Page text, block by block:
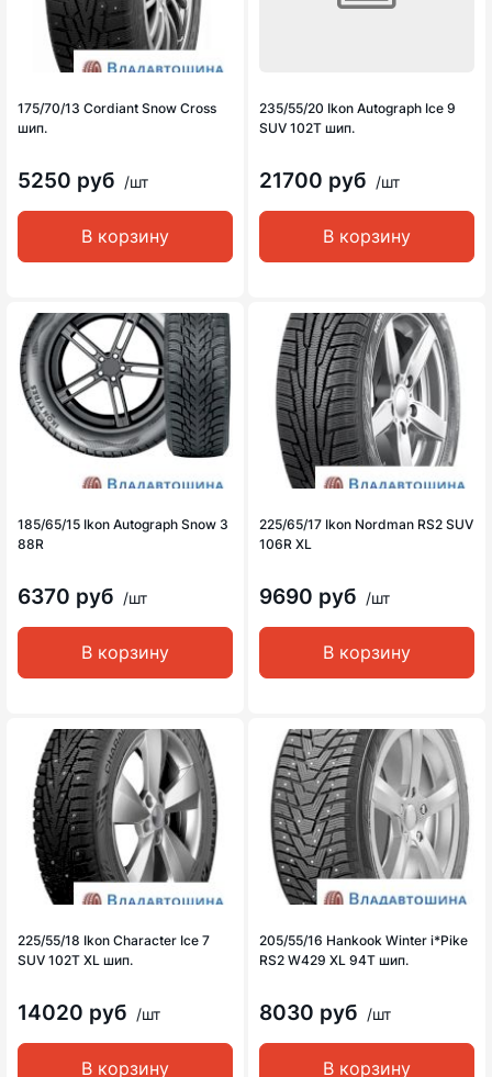
175/70/13 Cordiant Snow Cross
шип.
5250 руб /шт
В корзину
235/55/20 Ikon Autograph Ice 9
SUV 102T шип.
21700 руб /шт
В корзину
185/65/15 Ikon Autograph Snow 3
88R
6370 руб /шт
В корзину
225/65/17 Ikon Nordman RS2 SUV
106R XL
9690 руб /шт
В корзину
225/55/18 Ikon Character Ice 7
SUV 102T XL шип.
14020 руб /шт
В корзину
205/55/16 Hankook Winter i*Pike
RS2 W429 XL 94T шип.
8030 руб /шт
В корзину